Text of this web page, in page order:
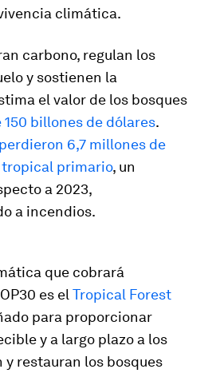
climática.
carbono, regulan los
y sostienen la
el valor de los bosques
billones de dólares.
6,7 millones de
tropical primario, un
a 2023,
a incendios.
que cobrará
es el Tropical Forest
para proporcionar
y a largo plazo a los
y restauran los bosques